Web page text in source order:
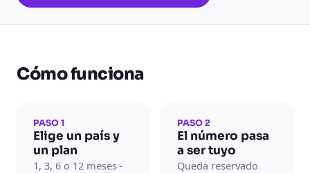
Cómo funciona
PASO 1
Elige un país y
un plan
1, 3, 6 o 12 meses -
PASO 2
El número pasa
a ser tuyo
Queda reservado